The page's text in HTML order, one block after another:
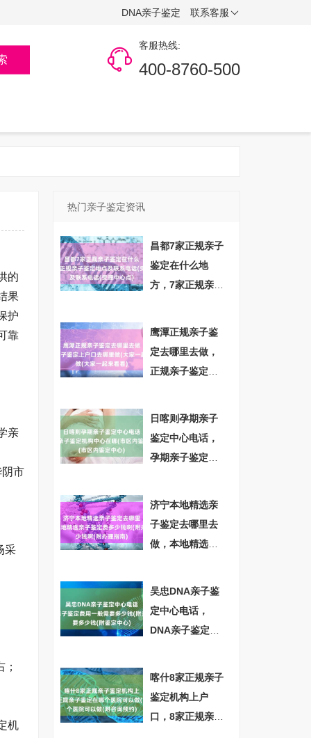
DNA亲子鉴定 联系客服
客服热线:
400-8760-500
的
果
护
靠
亲
市
采
机
热门亲子鉴定资讯
昌都7家正规亲子
鉴定在什么地
方，7家正规亲子
鹰潭正规亲子鉴
定去哪里去做，
正规亲子鉴定上
日喀则孕期亲子
鉴定中心电话，
孕期亲子鉴定机
济宁本地精选亲
子鉴定去哪里去
做，本地精选亲
吴忠DNA亲子鉴
定中心电话，
DNA亲子鉴定费
喀什8家正规亲子
鉴定机构上户
口，8家正规亲子